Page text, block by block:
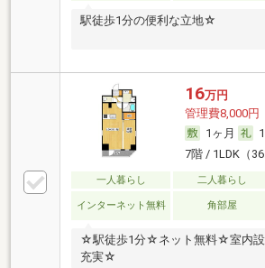
駅徒歩1分の便利な立地☆
16万円
管理費8,000円
1ヶ月
7階 / 1LDK（
一人暮らし 二人暮らし
インターネット無料 角部屋
☆駅徒歩1分☆ネット無料☆室内設
充実☆